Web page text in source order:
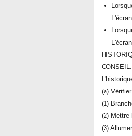
CONSEIL:
(a)
(1)
(2) Mettre
(3)